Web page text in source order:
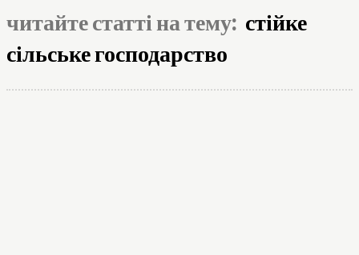
читайте статті на тему: стійке
сільське господарство